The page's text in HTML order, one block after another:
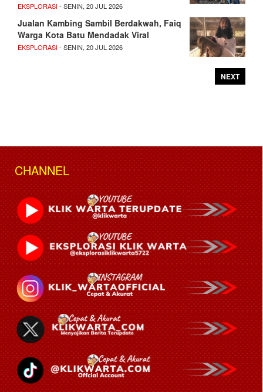
EKSPLORASI- SENIN, 20 JUL 2026
Jualan Kambing Sambil Berdakwah, Faiq
Warga Kota Batu Mendadak Viral
EKSPLORASI- SENIN, 20 JUL 2026
NEXT
CHANNEL